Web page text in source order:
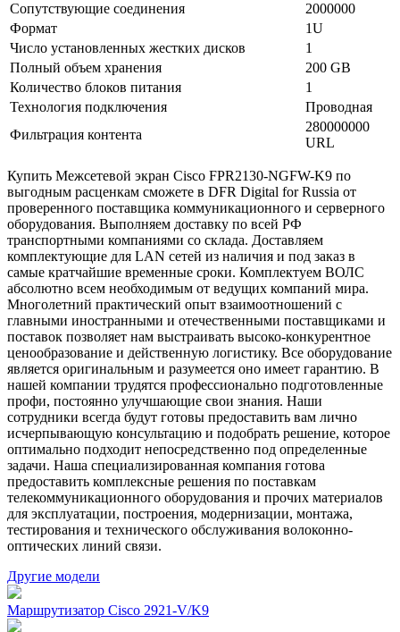
Сопутствующие соединения
2000000
Формат
1U
Число установленных жестких дисков
1
Полный объем хранения
200 GB
Количество блоков питания
1
Технология подключения
Проводная
Фильтрация контента
280000000
URL
Купить Межсетевой экран Cisco FPR2130-NGFW-K9 по
выгодным расценкам сможете в DFR Digital for Russia от
проверенного поставщика коммуникационного и серверного
оборудования. Выполняем доставку по всей РФ
транспортными компаниями со склада. Доставляем
комплектующие для LAN сетей из наличия и под заказ в
самые кратчайшие временные сроки. Комплектуем ВОЛС
абсолютно всем необходимым от ведущих компаний мира.
Многолетний практический опыт взаимоотношений с
главными иностранными и отечественными поставщиками и
поставок позволяет нам выстраивать высоко-конкурентное
ценообразование и действенную логистику. Все оборудование
является оригинальным и разумеется оно имеет гарантию. В
нашей компании трудятся профессионально подготовленные
профи, постоянно улучшающие свои знания. Наши
сотрудники всегда будут готовы предоставить вам лично
исчерпывающую консультацию и подобрать решение, которое
оптимально подходит непосредственно под определенные
задачи. Наша специализированная компания готова
предоставить комплексные решения по поставкам
телекоммуникационного оборудования и прочих материалов
для эксплуатации, построения, модернизации, монтажа,
тестирования и технического обслуживания волоконно-
оптических линий связи.
Другие модели
Маршрутизатор Cisco 2921-V/K9